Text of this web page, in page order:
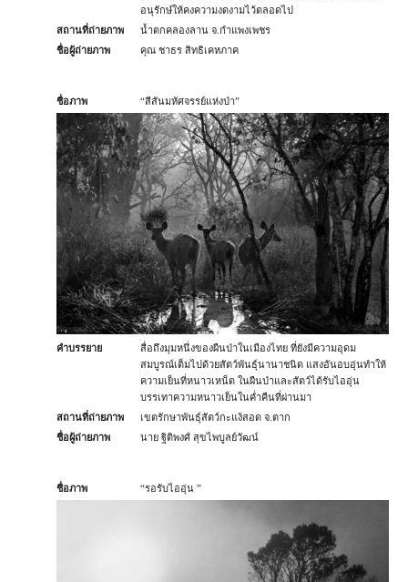
อนุรักษ์ให้คงความงดงามไว้ตลอดไป
สถานที่ถ่ายภาพ
น้ำตกคลองลาน จ.กำแพงเพชร
ชื่อผู้ถ่ายภาพ
คุณ ชาธร สิทธิเคหภาค
ชื่อภาพ “สีสันมหัศจรรย์แห่งป่า”
คำบรรยาย
สื่อถึงมุมหนึ่งของผืนป่าในเมืองไทย ที่ยังมีความอุดม
สมบูรณ์เต็มไปด้วยสัตว์พันธุ์นานาชนิด แสงอันอบอุ่นทำให้
ความเย็นที่หนาวเหน็ด ในผืนป่าและสัตว์ได้รับไออุ่น
บรรเทาความหนาวเย็นในค่ำคืนที่ผ่านมา
สถานที่ถ่ายภาพ
เขตรักษาพันธุ์สัตว์กะแง้สอด จ.ตาก
ชื่อผู้ถ่ายภาพ
นาย ฐิติพงศ์ สุขไพบูลย์วัฒน์
ชื่อภาพ “รอรับไออุ่น ”